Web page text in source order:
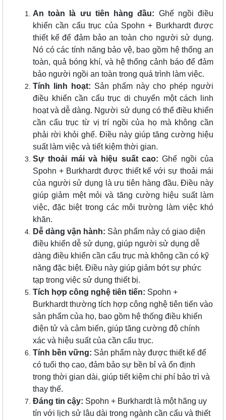
An toàn là ưu tiên hàng đầu: Ghế ngồi điều
khiển cần cẩu trục của Spohn + Burkhardt được
thiết kế để đảm bảo an toàn cho người sử dụng.
Nó có các tính năng bảo vệ, bao gồm hệ thống an
toàn, quả bóng khí, và hệ thống cảnh báo để đảm
bảo người ngồi an toàn trong quá trình làm việc.
Tính linh hoạt: Sản phẩm này cho phép người
điều khiển cần cẩu trục di chuyển một cách linh
hoạt và dễ dàng. Người sử dụng có thể điều khiển
cần cẩu trục từ vị trí ngồi của họ mà không cần
phải rời khỏi ghế. Điều này giúp tăng cường hiệu
suất làm việc và tiết kiệm thời gian.
Sự thoải mái và hiệu suất cao: Ghế ngồi của
Spohn + Burkhardt được thiết kế với sự thoải mái
của người sử dụng là ưu tiên hàng đầu. Điều này
giúp giảm mệt mỏi và tăng cường hiệu suất làm
việc, đặc biệt trong các môi trường làm việc khó
khăn.
Dễ dàng vận hành: Sản phẩm này có giao diện
điều khiển dễ sử dụng, giúp người sử dụng dễ
dàng điều khiển cần cẩu trục mà không cần có kỹ
năng đặc biệt. Điều này giúp giảm bớt sự phức
tạp trong việc sử dụng thiết bị.
Tích hợp công nghệ tiên tiến: Spohn +
Burkhardt thường tích hợp công nghệ tiên tiến vào
sản phẩm của họ, bao gồm hệ thống điều khiển
điện tử và cảm biến, giúp tăng cường độ chính
xác và hiệu suất của cần cẩu trục.
Tính bền vững: Sản phẩm này được thiết kế để
có tuổi thọ cao, đảm bảo sự bền bỉ và ổn định
trong thời gian dài, giúp tiết kiệm chi phí bảo trì và
thay thế.
Đáng tin cậy: Spohn + Burkhardt là một hãng uy
tín với lịch sử lâu dài trong ngành cần cẩu và thiết